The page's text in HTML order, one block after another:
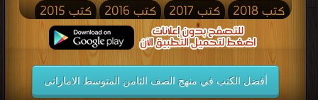
كتب 2018
كتب 2017 كتب 2016
كتب 2015
كتب 2013 كتب 2012
كتب 2011
كتب 2010
كتب 2009 كتب 2008
كتب 2007
كتب 2006
كتب 2005 كتب 2004
كتب 2003
أفضل الكتب في منهج الصف الثامن المتوسط الاماراتى